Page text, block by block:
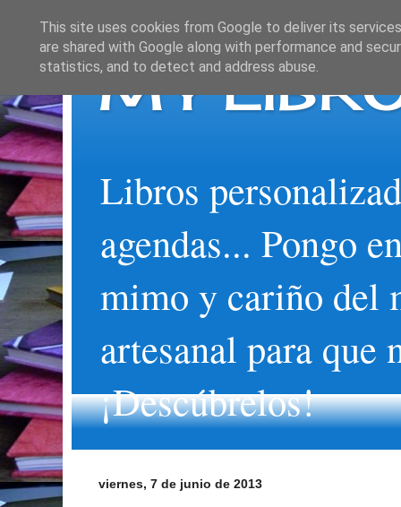
MY
Libros
agendas... Pongo
mimo y cariño del
artesanal para que
¡Descúbrelos!
viernes, 7 de junio de 2013
This site uses cookies from Google to deliver its
are shared with Google along with performance and
statistics, and to detect and address abuse.